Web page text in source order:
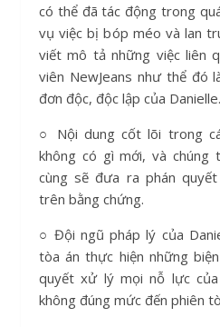
có thể đã tác động trong
vụ việc bị bóp méo và lan
viết mô tả những việc liên
viên NewJeans như thể đó
đơn độc, độc lập của Danielle.
○ Nội dung cốt lõi trong
không có gì mới, và chúng
cùng sẽ đưa ra phán
trên bằng chứng.
○ Đội ngũ pháp lý của
tòa án thực hiện những
quyết xử lý mọi nỗ lực
không đúng mức đến phiên